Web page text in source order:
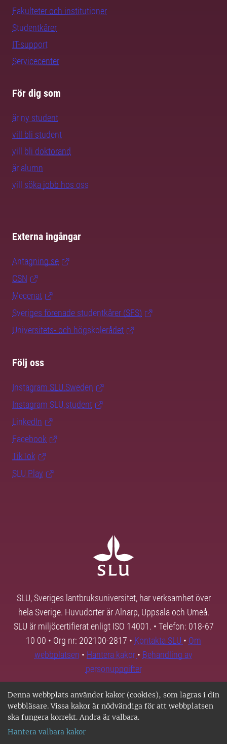
Denna webbplats använder kakor (cookies), som lagras i din
webbläsare. Vissa kakor är nödvändiga för att webbplatsen
ska fungera korrekt. Andra är valbara.
Hantera valbara kakor
Fakulteter och institutioner
Studentkårer
IT-support
Servicecenter
För dig som
är ny student
vill bli student
vill bli doktorand
är alumn
vill söka jobb hos oss
Externa ingångar
Antagning.se
CSN
Mecenat
Sveriges förenade studentkårer (SFS)
Universitets- och högskolerådet
Följ oss
Instagram SLU.Sweden
Instagram SLU.student
LinkedIn
Facebook
TikTok
SLU Play
SLU, Sveriges lantbruksuniversitet, har verksamhet över
hela Sverige. Huvudorter är Alnarp, Uppsala och Umeå.
SLU är miljöcertifierat enligt ISO 14001. • Telefon: 018-67
10 00 • Org nr: 202100-2817 • Kontakta SLU • Om
webbplatsen • Hantera kakor • Behandling av
personuppgifter